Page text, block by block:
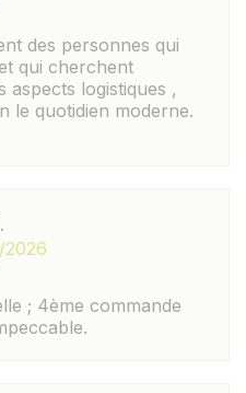
des personnes qui
qui cherchent
aspects logistiques ,
le quotidien moderne.
; 4ème commande